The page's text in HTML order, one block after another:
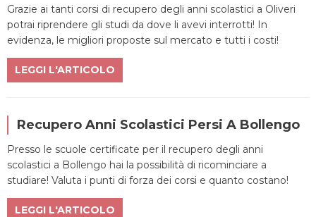
Grazie ai tanti corsi di recupero degli anni scolastici a Oliveri
potrai riprendere gli studi da dove li avevi interrotti! In
evidenza, le migliori proposte sul mercato e tutti i costi!
LEGGI L'ARTICOLO
Recupero Anni Scolastici Persi A Bollengo
Presso le scuole certificate per il recupero degli anni
scolastici a Bollengo hai la possibilità di ricominciare a
studiare! Valuta i punti di forza dei corsi e quanto costano!
LEGGI L'ARTICOLO